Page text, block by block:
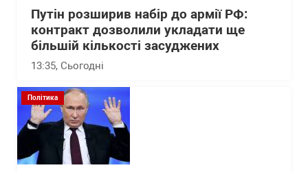
Путін розширив набір до армії РФ:
контракт дозволили укладати ще
більшій кількості засуджених
13:35, Сьогодні
Політика